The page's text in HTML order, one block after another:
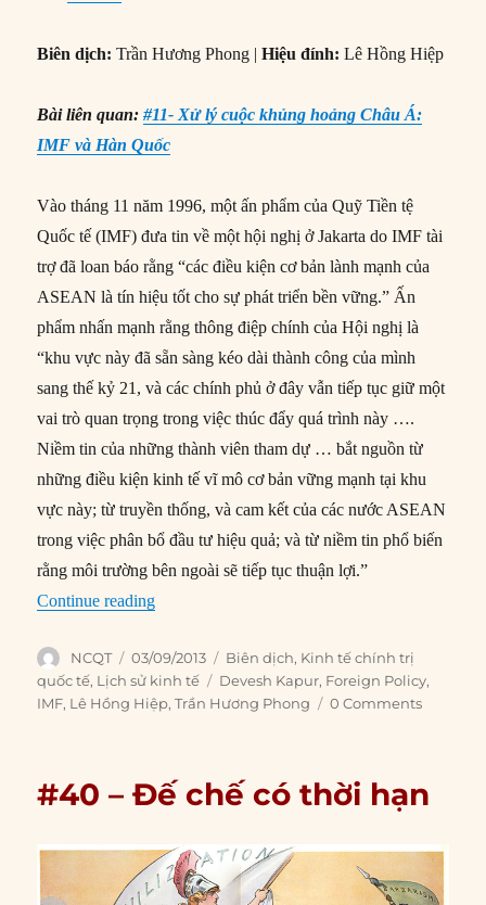
Biên dịch: Trần Hương Phong |Hiệu đính: Lê Hồng Hiệp
Bài liên quan:#11- Xử lý cuộc khủng hoảng Châu Á:
IMF và Hàn Quốc
Vào tháng 11 năm 1996, một ấn phẩm của Quỹ Tiền tệ
Quốc tế (IMF) đưa tin về một hội nghị ở Jakarta do IMF tài
trợ đã loan báo rằng “các điều kiện cơ bản lành mạnh của
ASEAN là tín hiệu tốt cho sự phát triển bền vững.” Ấn
phẩm nhấn mạnh rằng thông điệp chính của Hội nghị là
“khu vực này đã sẵn sàng kéo dài thành công của mình
sang thế kỷ 21, và các chính phủ ở đây vẫn tiếp tục giữ một
vai trò quan trọng trong việc thúc đẩy quá trình này ….
Niềm tin của những thành viên tham dự … bắt nguồn từ
những điều kiện kinh tế vĩ mô cơ bản vững mạnh tại khu
vực này; từ truyền thống, và cam kết của các nước ASEAN
trong việc phân bổ đầu tư hiệu quả; và từ niềm tin phổ biến
rằng môi trường bên ngoài sẽ tiếp tục thuận lợi.”
Continue reading“#52 – IMF: Phương thuốc hay tai họa?”
Author
NCQT
Posted
on
03/09/2013 Categories
Biên dịch, Kinh tế chính trị
quốc tế, Lịch sử kinh tế Tags
Devesh Kapur, Foreign Policy,
IMF, Lê Hồng Hiệp,Trần Hương Phong 0 Comments
#40 – Đế chế có thời hạn